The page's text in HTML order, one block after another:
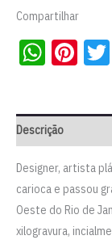
série
quantidade
Compartilhar
Descrição
Designer, artista
carioca e passou
Oeste do Rio de
xilogravura,